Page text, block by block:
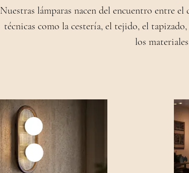
Nuestras lámparas nacen del encuentro entre
técnicas como la cestería, el tejido, el
los